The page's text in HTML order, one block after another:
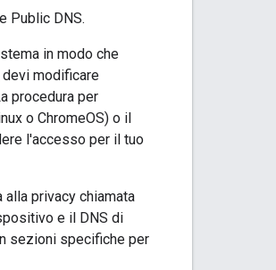
Public DNS.
in modo che
modificare
procedura per
o ChromeOS) o il
l'accesso per il tuo
privacy chiamata
e il DNS di
sezioni specifiche per